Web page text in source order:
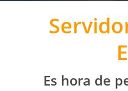
Es hora de